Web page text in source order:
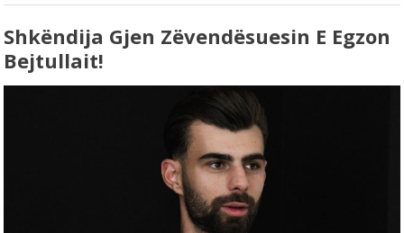
Shkëndija Gjen Zëvendësuesin E Egzon
Bejtullait!